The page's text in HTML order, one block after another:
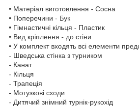
• Матеріал виготовлення - Сосна
• Поперечини - Бук
• Гімнастичні кільця - Пластик
• Вид кріплення - до стіни
• У комплект входять всі елементи
- Шведська стінка з турником
- Канат
- Кільця
- Трапеція
- Мотузкові сходи
- Дитячий знімний турнік-рукохід